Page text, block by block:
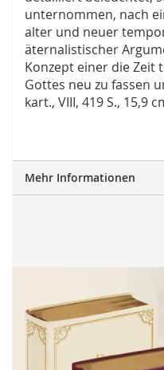
unternommen, nach
alter und neuer
äternalistischer
Konzept einer die Zeit
Gottes neu zu fassen
kart., VIII, 419 S., 15,9
Mehr Informationen